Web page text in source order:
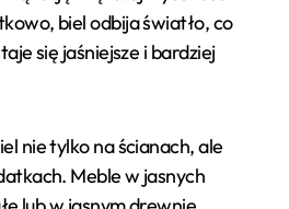
biel odbija światło, co
się jaśniejsze i bardziej
nie tylko na ścianach, ale
Meble w jasnych